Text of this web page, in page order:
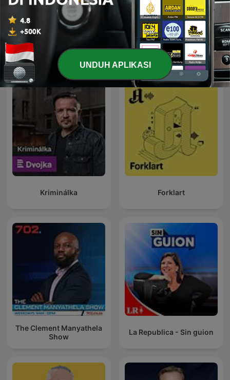
24 Oras Podcast Global News Podcast
Kriminálka Forklart
The Clement Manyathela
Show
La Republica - Sin guion
UNDUH APLIKASI